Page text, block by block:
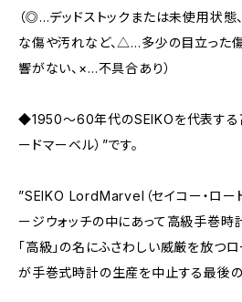
（◎…デッドストックまたは未使用状
な傷や汚れなど、△…多少の目立った
響がない、×…不具合あり）
◆1950～60年代のSEIKOを代表す
ードマーベル）”です。
”SEIKO LordMarvel（セイコー・ロー
ージウォッチの中にあって高級手巻時
「高級」の名にふさわしい威厳を放つ
が手巻式時計の生産を中止する最後の